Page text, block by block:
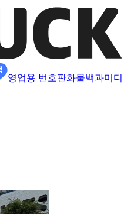
영업용 번호판화물백과미디